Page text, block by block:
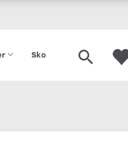
Sko Tilbud
Gavekort